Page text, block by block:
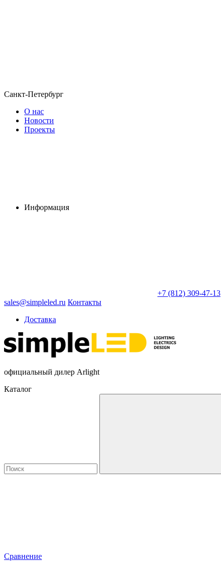
Санкт-Петербург
О нас
Новости
Проекты
Информация
+7 (812) 309-47-13
sales@simpleled.ru Контакты
Доставка
официальный дилер Arlight
Каталог
Сравнение